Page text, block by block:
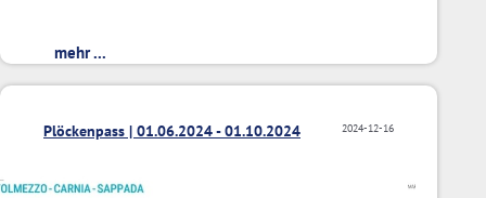
mehr ...
2024-12-16
Plöckenpass | 01.06.2024 - 01.10.2024